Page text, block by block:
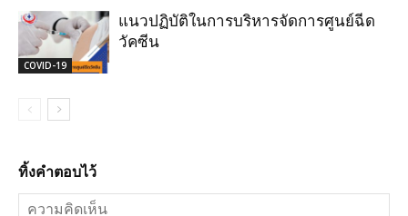
COVID-19
แนวปฏิบัติในการบริหารจัดการศูนย์ฉีด
วัคซีน
ทิ้งคำตอบไว้